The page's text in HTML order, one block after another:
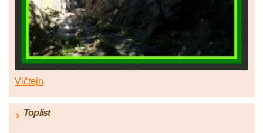
Vlčtejn
Toplist